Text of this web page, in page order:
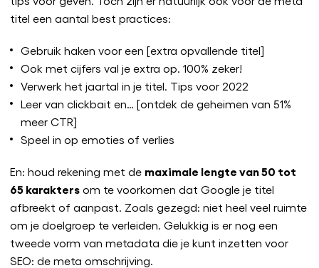
titel een aantal best practices:
Gebruik haken voor een [extra opvallende titel]
Ook met cijfers val je extra op. 100% zeker!
Verwerk het jaartal in je titel. Tips voor 2022
Leer van clickbait en… [ontdek de geheimen van 51%
meer CTR]
Speel in op emoties of verlies
En: houd rekening met de maximale lengte van 50 tot
65 karakters om te voorkomen dat Google je titel
afbreekt of aanpast. Zoals gezegd: niet heel veel ruimte
om je doelgroep te verleiden. Gelukkig is er nog een
tweede vorm van metadata die je kunt inzetten voor
SEO: de meta omschrijving.